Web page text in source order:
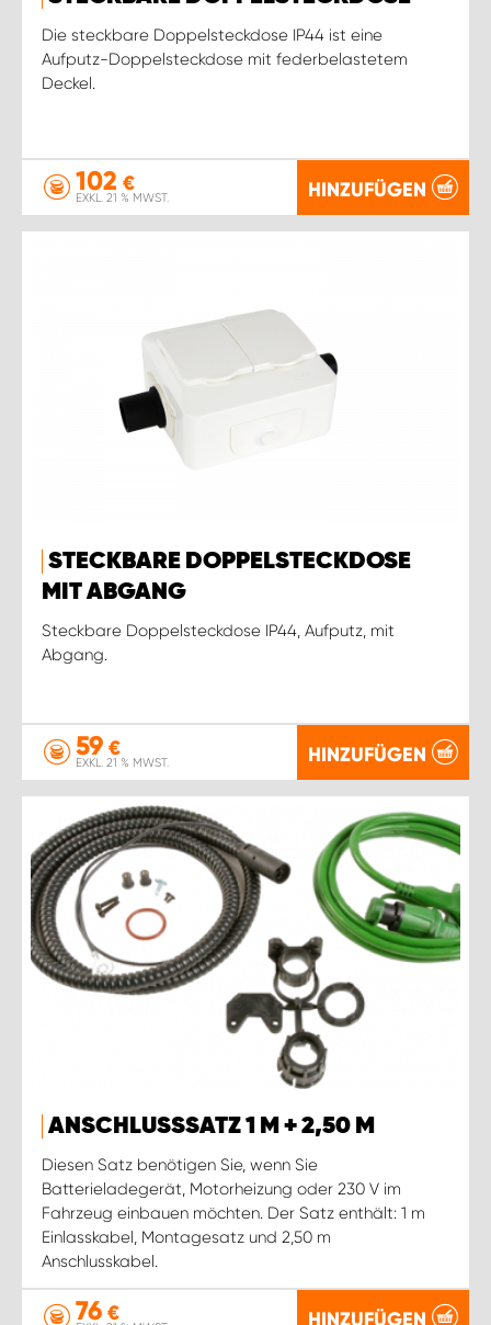
Die steckbare Doppelsteckdose IP44 ist eine
Aufputz-Doppelsteckdose mit federbelastetem
Deckel.
102 €
EXKL. 21 % MWST. HINZUFÜGEN
STECKBARE DOPPELSTECKDOSE
MIT ABGANG
Steckbare Doppelsteckdose IP44, Aufputz, mit
Abgang.
59 €
EXKL. 21 % MWST. HINZUFÜGEN
ANSCHLUSSSATZ 1 M + 2,50 M
Diesen Satz benötigen Sie, wenn Sie
Batterieladegerät, Motorheizung oder 230 V im
Fahrzeug einbauen möchten. Der Satz enthält: 1 m
Einlasskabel, Montagesatz und 2,50 m
Anschlusskabel.
76 € HINZUFÜGEN